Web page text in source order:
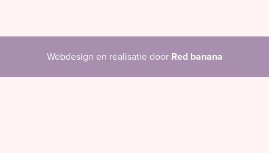
Webdesign en realisatie door Red banana